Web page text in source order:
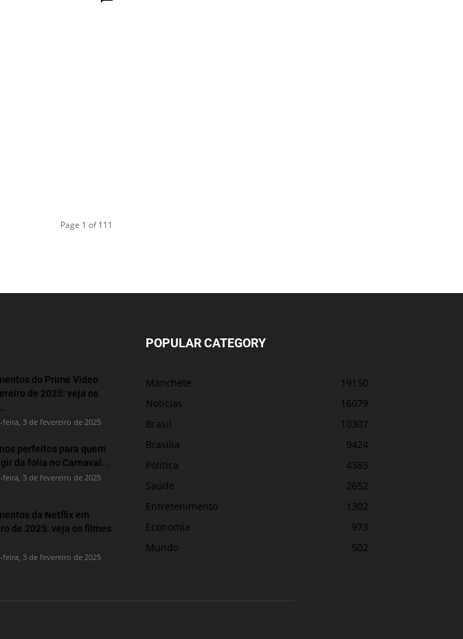
Page 1 of 111
do Prime Video
de 2025: veja os
feira, 3 de fevereiro de 2025
perfeitos para quem
da folia no Carnaval...
feira, 3 de fevereiro de 2025
da Netflix em
de 2025: veja os filmes
feira, 3 de fevereiro de 2025
POPULAR CATEGORY
Manchete
19150
Notícias
16079
Brasil
10307
Brasília
9424
Política
4385
Saúde
2652
Entretenimento
1302
Economia
973
Mundo
502